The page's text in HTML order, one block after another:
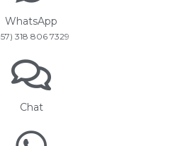
WhatsApp
318 806 7329
Chat